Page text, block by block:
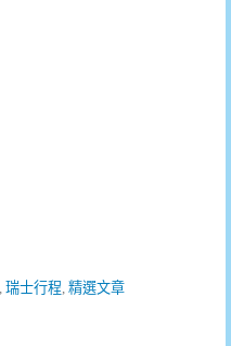
瑞士行程 精選文章